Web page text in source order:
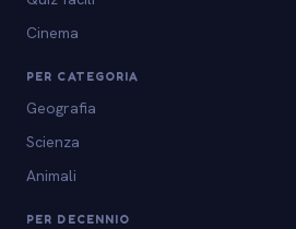
Cinema
PER CATEGORIA
Geografia
Scienza
Animali
PER DECENNIO